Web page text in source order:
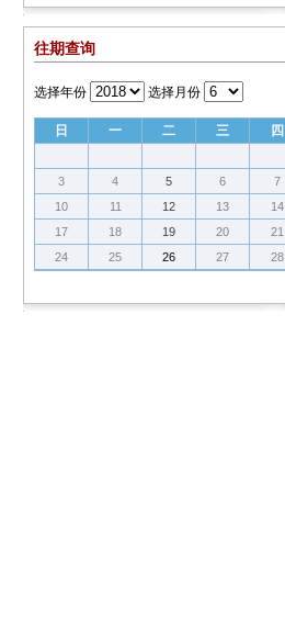
往期查询
选择年份 选择月份
日 一 二 三 四
3
4 5 6 7
10
11 12 13 14
17
18 19 20 21
24
25 26 27 28